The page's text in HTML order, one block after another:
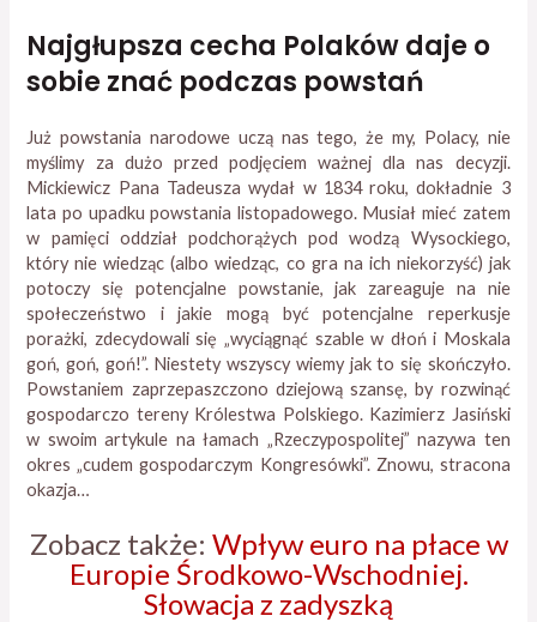
Najgłupsza cecha Polaków daje o
sobie znać podczas powstań
Już powstania narodowe uczą nas tego, że my, Polacy, nie
myślimy za dużo przed podjęciem ważnej dla nas decyzji.
Mickiewicz Pana Tadeusza wydał w 1834 roku, dokładnie 3
lata po upadku powstania listopadowego. Musiał mieć zatem
w pamięci oddział podchorążych pod wodzą Wysockiego,
który nie wiedząc (albo wiedząc, co gra na ich niekorzyść) jak
potoczy się potencjalne powstanie, jak zareaguje na nie
społeczeństwo i jakie mogą być potencjalne reperkusje
porażki, zdecydowali się „wyciągnąć szable w dłoń i Moskala
goń, goń, goń!”. Niestety wszyscy wiemy jak to się skończyło.
Powstaniem zaprzepaszczono dziejową szansę, by rozwinąć
gospodarczo tereny Królestwa Polskiego. Kazimierz Jasiński
w swoim artykule na łamach „Rzeczypospolitej” nazywa ten
okres „cudem gospodarczym Kongresówki”. Znowu, stracona
okazja…
Zobacz także: Wpływ euro na płace w
Europie Środkowo-Wschodniej.
Słowacja z zadyszką